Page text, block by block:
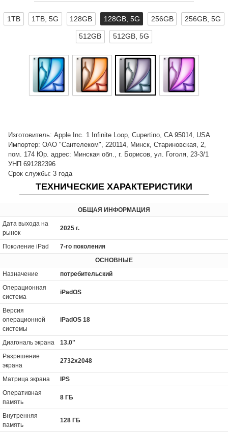
1TB 1TB, 5G 128GB 128GB, 5G 256GB 256GB, 5G
512GB 512GB, 5G
Изготовитель: Apple Inc. 1 Infinite Loop, Cupertino, CA 95014, USA
Импортер: ОАО "Сантелеком", 220114, Минск, Стариновская, 2,
пом. 174 Юр. адрес: Минская обл., г. Борисов, ул. Гоголя, 23-3/1
УНП 691282396
Срок службы: 3 года
ТЕХНИЧЕСКИЕ ХАРАКТЕРИСТИКИ
ОБЩАЯ ИНФОРМАЦИЯ
Дата выхода на
рынок
2025 г.
Поколение iPad
7-го поколения
ОСНОВНЫЕ
Назначение
потребительский
Операционная
система
iPadOS
Версия
операционной
системы
iPadOS 18
Диагональ экрана
13.0"
Разрешение
экрана
2732x2048
Матрица экрана
IPS
Оперативная
память
8 ГБ
Внутренняя
память
128 ГБ